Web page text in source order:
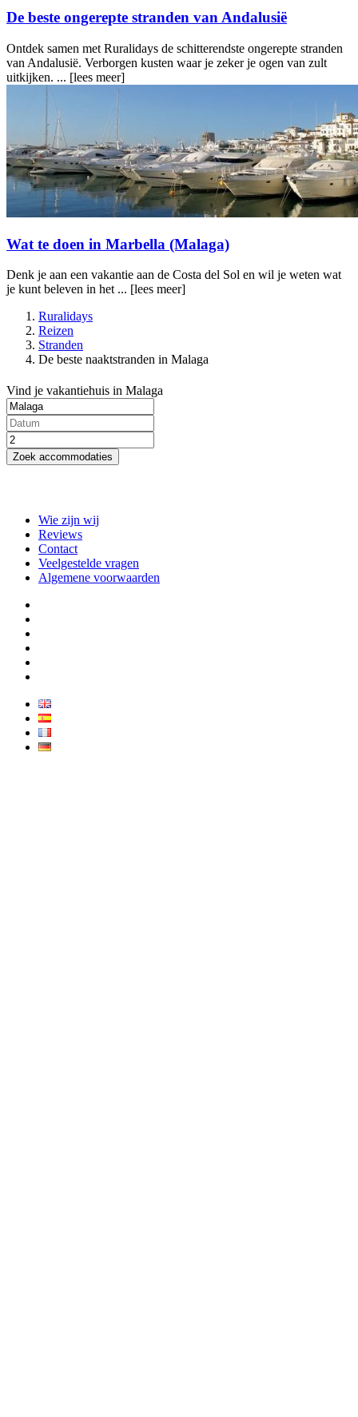
De beste ongerepte stranden van Andalusië
Ontdek samen met Ruralidays de schitterendste ongerepte stranden
van Andalusië. Verborgen kusten waar je zeker je ogen van zult
uitkijken. ... [lees meer]
Wat te doen in Marbella (Malaga)
Denk je aan een vakantie aan de Costa del Sol en wil je weten wat
je kunt beleven in het ... [lees meer]
Ruralidays
Reizen
Stranden
De beste naaktstranden in Malaga
Vind je vakantiehuis in Malaga
Zoek accommodaties
Wie zijn wij
Reviews
Contact
Veelgestelde vragen
Algemene voorwaarden